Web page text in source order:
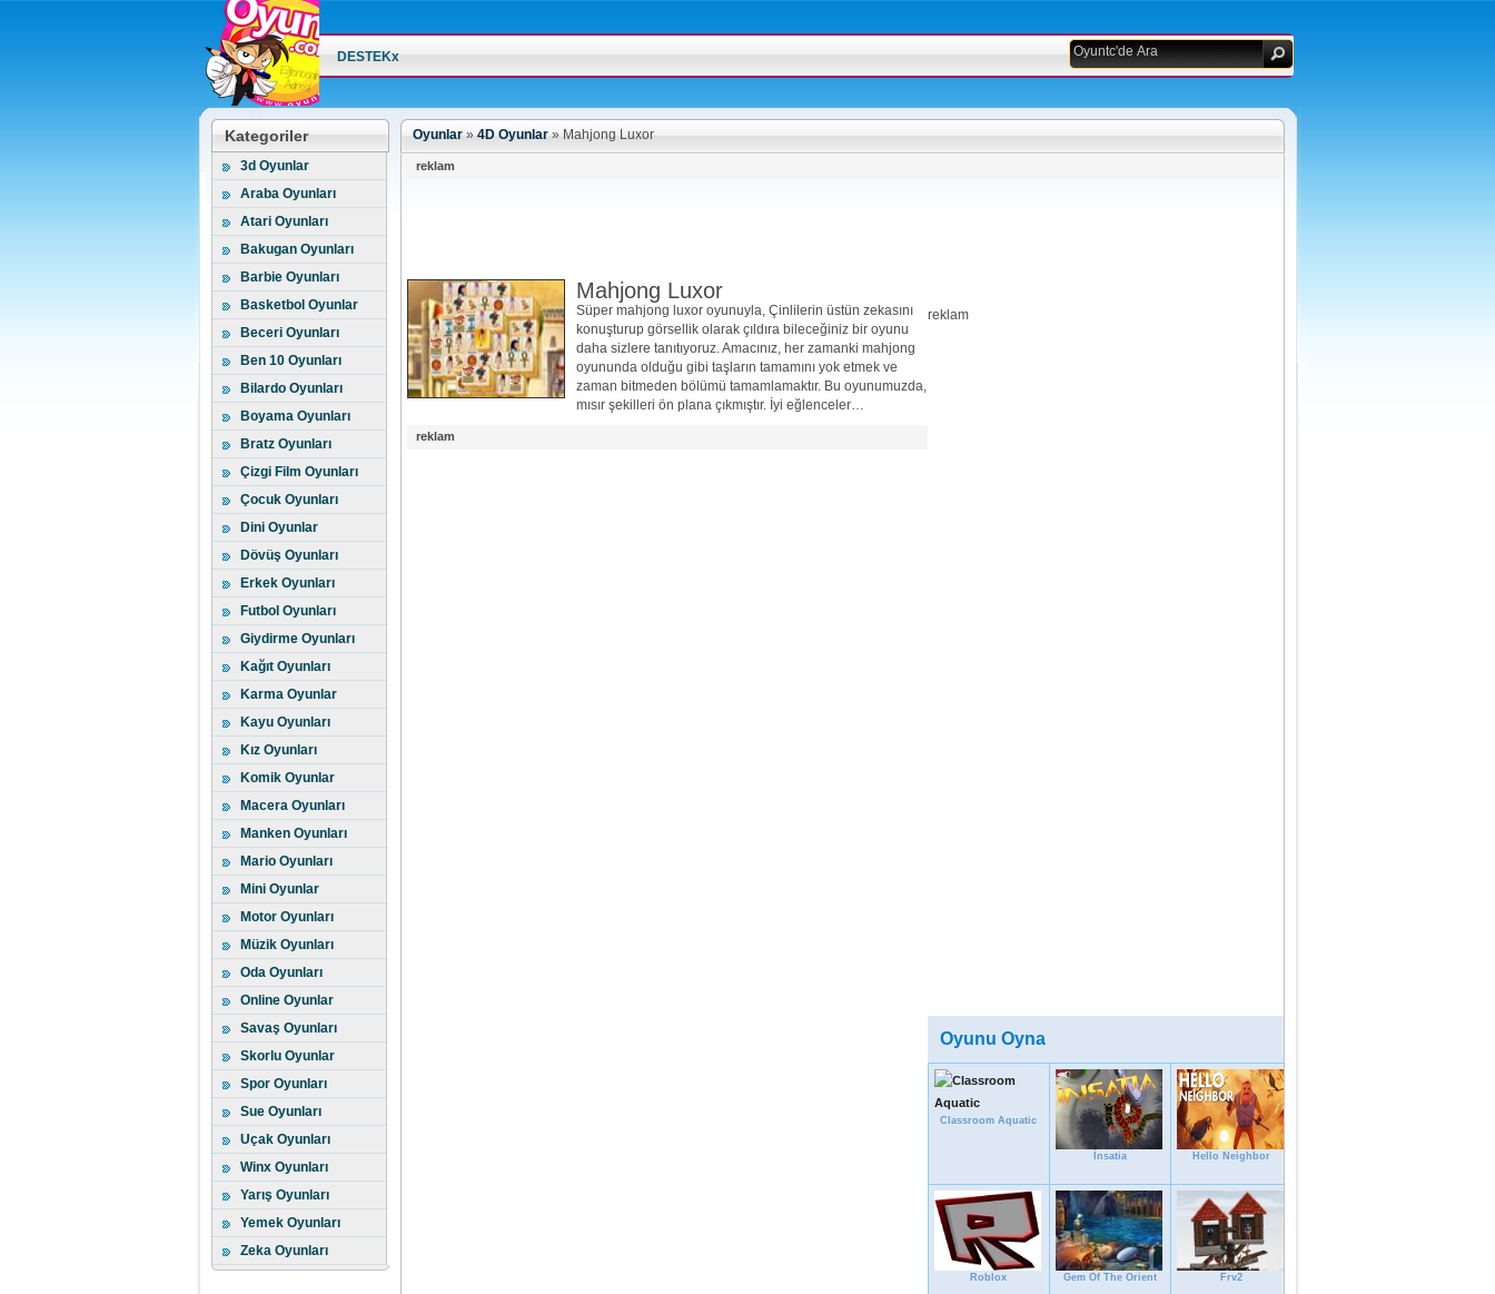
DESTEKx
Kategoriler
3d Oyunlar
Araba Oyunları
Atari Oyunları
Bakugan Oyunları
Barbie Oyunları
Basketbol Oyunlar
Beceri Oyunları
Ben 10 Oyunları
Bilardo Oyunları
Boyama Oyunları
Bratz Oyunları
Çizgi Film Oyunları
Çocuk Oyunları
Dini Oyunlar
Dövüş Oyunları
Erkek Oyunları
Futbol Oyunları
Giydirme Oyunları
Kağıt Oyunları
Karma Oyunlar
Kayu Oyunları
Kız Oyunları
Komik Oyunlar
Macera Oyunları
Manken Oyunları
Mario Oyunları
Mini Oyunlar
Motor Oyunları
Müzik Oyunları
Oda Oyunları
Online Oyunlar
Savaş Oyunları
Skorlu Oyunlar
Spor Oyunları
Sue Oyunları
Uçak Oyunları
Winx Oyunları
Yarış Oyunları
Yemek Oyunları
Zeka Oyunları
Oyunlar » 4D Oyunlar »Mahjong Luxor
reklam
Mahjong Luxor
Süper mahjong luxor oyunuyla, Çinlilerin üstün zekasını
konuşturup görsellik olarak çıldıra bileceğiniz bir oyunu
daha sizlere tanıtıyoruz. Amacınız, her zamanki mahjong
oyununda olduğu gibi taşların tamamını yok etmek ve
zaman bitmeden bölümü tamamlamaktır. Bu oyunumuzda,
mısır şekilleri ön plana çıkmıştır. İyi eğlenceler…
reklam
reklam
Oyunu Oyna
Classroom Aquatic
İnsatia Hello Neighbor
Roblox Gem Of The Orient Frv2